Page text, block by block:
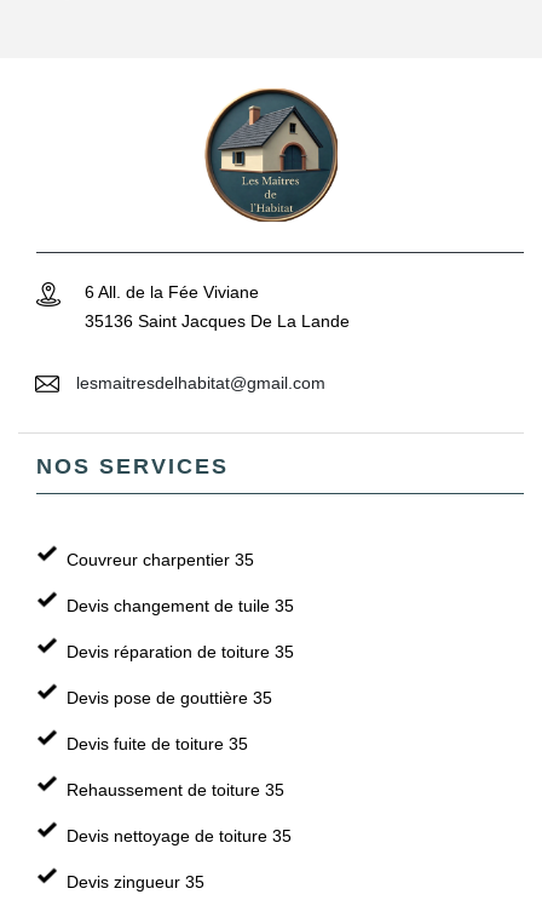
6 All. de la Fée Viviane
35136 Saint Jacques De La Lande
lesmaitresdelhabitat@gmail.com
NOS SERVICES
Couvreur charpentier 35
Devis changement de tuile 35
Devis réparation de toiture 35
Devis pose de gouttière 35
Devis fuite de toiture 35
Rehaussement de toiture 35
Devis nettoyage de toiture 35
Devis zingueur 35